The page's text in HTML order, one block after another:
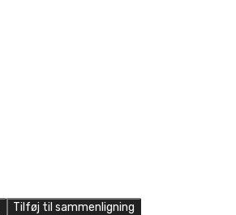
Tilføj til sammenligning